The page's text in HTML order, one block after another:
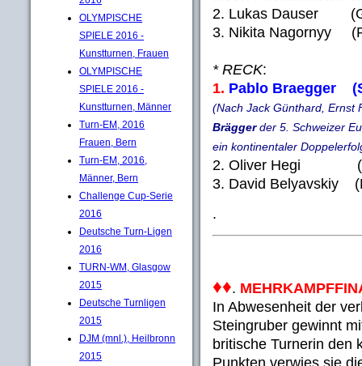
OLYMPISCHE
SPIELE 2016 -
Kunstturnen, Frauen
OLYMPISCHE
SPIELE 2016 -
Kunstturnen, Männer
Turn-EM, 2016
Frauen, Bern
Turn-EM, 2016,
Männer, Bern
Challenge Cup-Serie
2016
Deutsche Turn-Ligen
2016
TURN-WM, Glasgow
2015
Deutsche Turnligen
2015
DJM (mnl.), Heilbronn
2015
2. Lukas Dauser
3. Nikita Nagornyy
* RECK:
1. Pablo Braegger
(Nach Jack Günthard, Ernst
Bräggerder 5. Schweizer
ein kontinentaler
2. Oliver Hegi
3. David Belyavskiy
.
♦♦.
In Abwesenheit der
Steingruber gewinnt
britische Turnerin den
Punkten verwies sie